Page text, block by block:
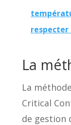
respecter
La
La
Critical
de gestion